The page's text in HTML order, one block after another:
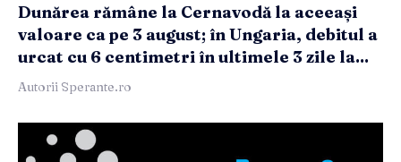
Dunărea rămâne la Cernavodă la aceeași
valoare ca pe 3 august; în Ungaria, debitul a
urcat cu 6 centimetri în ultimele 3 zile la...
Autorii Sperante.ro